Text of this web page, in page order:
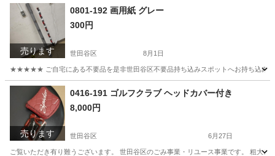
東京 世田谷区 家庭用品 おむつ
売ります
0801-192 画用紙 グレー
300円
世田谷区 8月1日
★★★★★ ご自宅にある不要品を是非世田谷区不要品持ち込みスポットへお持ち込みし
東京 世田谷区 画用紙
売ります
0416-191 ゴルフクラブ ヘッドカバー付き
8,000円
世田谷区 6月27日
ご覧いただき有り難うございます。 世⽥⾕区のごみ事業・リユース事業です。 粗